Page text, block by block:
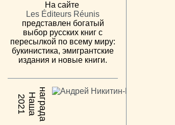
На сайте
Les Éditeurs Réunis
представлен богатый
выбор русских книг с
пересылкой по всему миру:
букинистика, эмигрантские
издания и новые книги.
2021 Н
а
ш
ан
а
г
р
а
да